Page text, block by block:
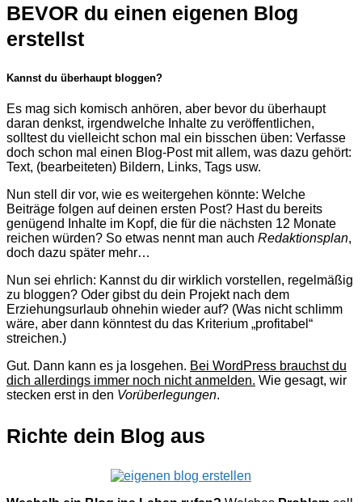
BEVOR du einen eigenen Blog
erstellst
Kannst du überhaupt bloggen?
Es mag sich komisch anhören, aber bevor du überhaupt
daran denkst, irgendwelche Inhalte zu veröffentlichen,
solltest du vielleicht schon mal ein bisschen üben: Verfasse
doch schon mal einen Blog-Post mit allem, was dazu gehört:
Text, (bearbeiteten) Bildern, Links, Tags usw.
Nun stell dir vor, wie es weitergehen könnte: Welche
Beiträge folgen auf deinen ersten Post? Hast du bereits
genügend Inhalte im Kopf, die für die nächsten 12 Monate
reichen würden? So etwas nennt man auch Redaktionsplan,
doch dazu später mehr…
Nun sei ehrlich: Kannst du dir wirklich vorstellen, regelmäßig
zu bloggen? Oder gibst du dein Projekt nach dem
Erziehungsurlaub ohnehin wieder auf? (Was nicht schlimm
wäre, aber dann könntest du das Kriterium „profitabel“
streichen.)
Gut. Dann kann es ja losgehen. Bei WordPress brauchst du
dich allerdings immer noch nicht anmelden. Wie gesagt, wir
stecken erst in den Vorüberlegungen.
Richte dein Blog aus